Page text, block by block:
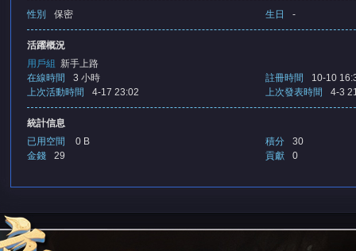
天
性別 保密 生日 -
活躍概況
用戶組
新手上路
在線時間
3 小時 註冊時間
10-10
上次活動時間
4-17 23:02 上次發表時間 4-3
統計信息
已用空間
0 B 積分
30
金錢
29 貢獻 0